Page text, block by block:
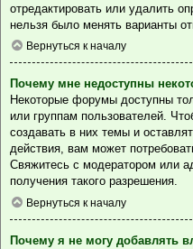
отредактировать или удалить
нельзя было менять варианты
Вернуться к началу
Почему мне недоступны
Некоторые форумы доступны
или группам пользователей.
создавать в них темы и
действия, вам может
Свяжитесь с модератором или
получения такого разрешения.
Вернуться к началу
Почему я не могу добавлять